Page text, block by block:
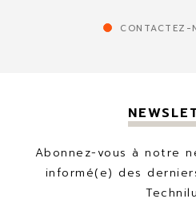
CONTACTEZ-
Abonnez-vous à notre
informé(e) des